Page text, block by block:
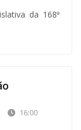
da 168ª
16:00